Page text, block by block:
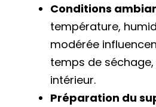
Conditions
température,
modérée
temps de
intérieur.
Préparation du